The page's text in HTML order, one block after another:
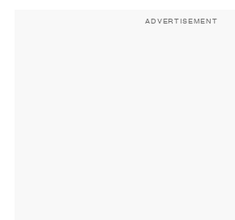
ADVERTISEMENT